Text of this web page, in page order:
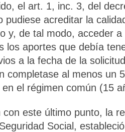
el art. 1, inc. 3, del
pudiese acreditar la
y, de tal modo, acceder
los aportes que debía
a la fecha de la
completase al menos un
el régimen común (15
con este último punto, la
Social,